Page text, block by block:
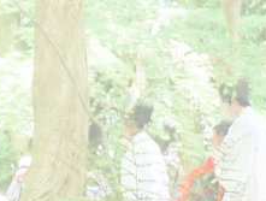
Skip to